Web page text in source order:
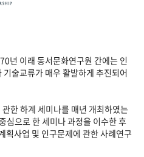
년 이래 동서문화연구원 간에는 인
술교류가 매우 활발하게 추진되어
한 하계 세미나를 매년 개최하였는
심으로 한 세미나 과정을 이수한 후
획사업 및 인구문제에 관한 사례연구